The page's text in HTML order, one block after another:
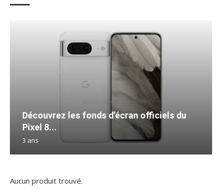
Découvrez les fonds d’écran officiels du
Pixel 8...
3 ans
Aucun produit trouvé.